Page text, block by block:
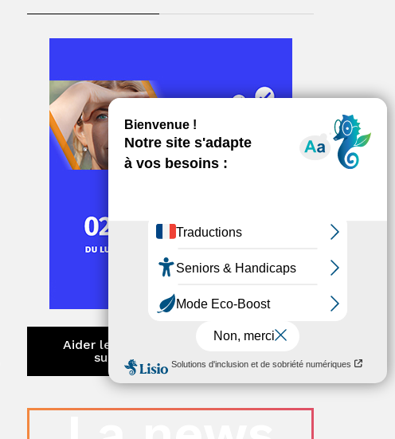
Partager
Aider les entreprises à anticiper et
surmonter les difficultés